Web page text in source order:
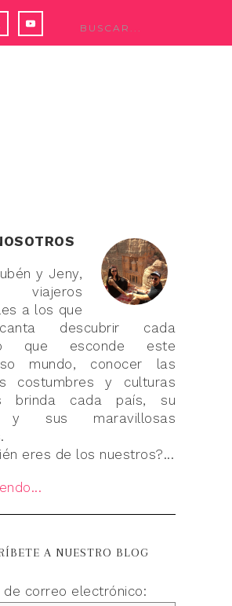
y Jeny,
a los que
descubrir cada
que esconde este
mundo, conocer las
costumbres y culturas
brinda cada país, su
y sus maravillosas
eres de los nuestros?...
A NUESTRO BLOG
de correo electrónico: